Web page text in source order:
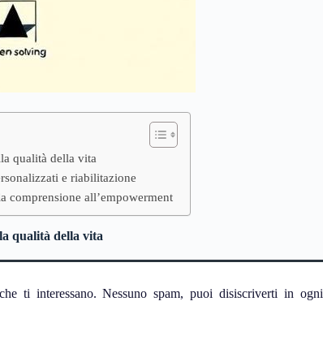
qualità della vita
e riabilitazione
comprensione all’empowerment
qualità della vita
ti interessano. Nessuno spam, puoi disiscriverti in ogni